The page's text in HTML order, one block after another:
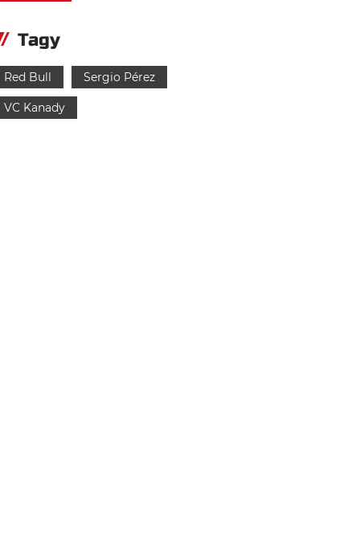
Tagy
Red Bull Sergio Pérez
VC Kanady